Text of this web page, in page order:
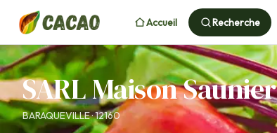
Accueil Recherche
SARL Maison Saunier
BARAQUEVILLE · 12160